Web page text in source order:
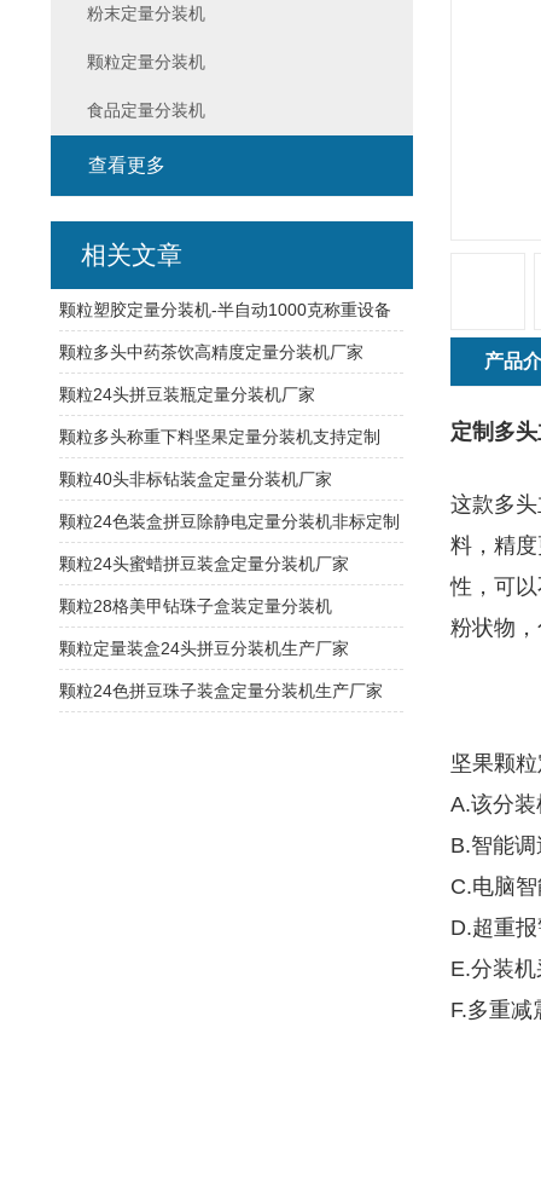
产品
定制多
这款多
料，精
性，可
粉状物
坚果颗
A.该分
B.智能
C.电脑
D.超重
E.分装
F.多重减
粉末定量分装机
颗粒定量分装机
食品定量分装机
查看更多
相关文章
颗粒塑胶定量分装机-半自动1000克称重设备
颗粒多头中药茶饮高精度定量分装机厂家
颗粒24头拼豆装瓶定量分装机厂家
颗粒多头称重下料坚果定量分装机支持定制
颗粒40头非标钻装盒定量分装机厂家
颗粒24色装盒拼豆除静电定量分装机非标定制
颗粒24头蜜蜡拼豆装盒定量分装机厂家
颗粒28格美甲钻珠子盒装定量分装机
颗粒定量装盒24头拼豆分装机生产厂家
颗粒24色拼豆珠子装盒定量分装机生产厂家